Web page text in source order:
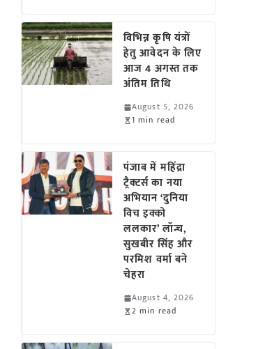
विभिन्न कृषि यंत्रों
हेतु आवेदन के लिए
आज 4 अगस्त तक
अंतिम तिथि
August 5, 2026
1 min read
पंजाब में महिंद्रा
ट्रैक्टर्स का नया
अभियान ‘दुनिया
विच इक्को
ललकार’ लॉन्च,
सुखबीर सिंह और
परमिश वर्मा बने
चेहरा
August 4, 2026
2 min read